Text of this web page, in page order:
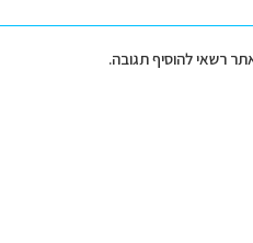
רשאי להוסיף תגובה.